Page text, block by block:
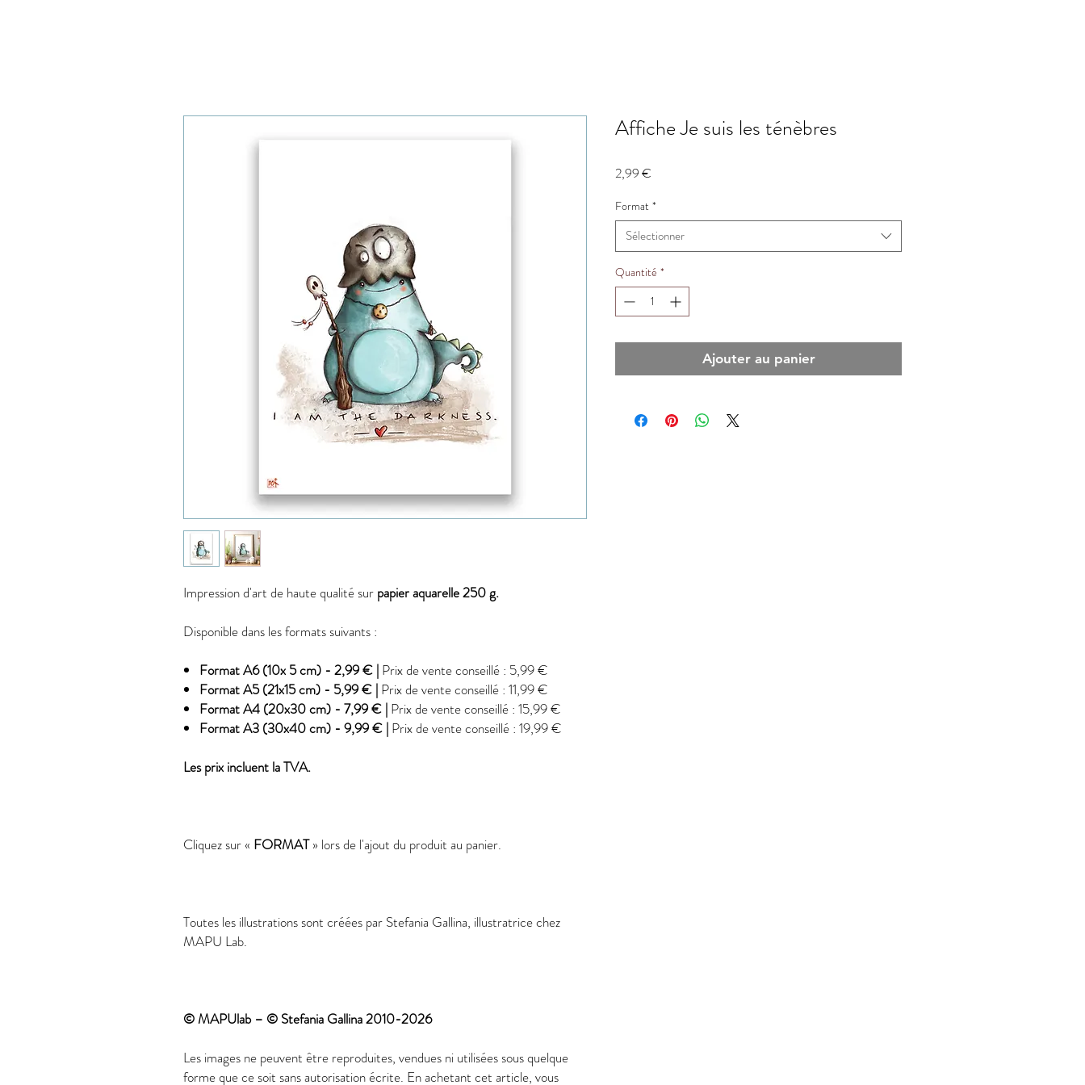
Impression d'art de haute qualité sur papier aquarelle 250 g.
Disponible dans les formats suivants :
Format A6 (10x 5 cm) - 2,99 € | Prix de vente conseillé : 5,99 €
Format A5 (21x15 cm) - 5,99 € | Prix de vente conseillé : 11,99 €
Format A4 (20x30 cm) - 7,99 € | Prix de vente conseillé : 15,99 €
Format A3 (30x40 cm) - 9,99 € | Prix de vente conseillé : 19,99 €
Les prix incluent la TVA.
Cliquez sur « FORMAT» lors de l'ajout du produit au panier.
Toutes les illustrations sont créées par Stefania Gallina, illustratrice chez
MAPU Lab.
© MAPUlab – © Stefania Gallina 2010-2026
Les images ne peuvent être reproduites, vendues ni utilisées sous quelque
forme que ce soit sans autorisation écrite. En achetant cet article, vous
Affiche Je suis les ténèbres
2,99 €
Format *
Sélectionner
Quantité *
Ajouter au panier